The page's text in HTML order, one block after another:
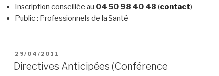
Inscription conseillée au 04 50 98 40 48 (contact)
Public : Professionnels de la Santé
PUBLIÉ
LE
29/04/2011
Directives Anticipées (Conférence